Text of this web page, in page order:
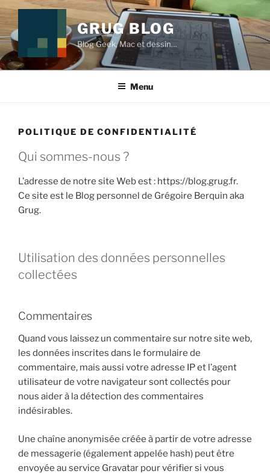
Aller
au
contenu
principal
GRUG BLOG
Blog Geek, Mac et dessin…
Menu
POLITIQUE DE CONFIDENTIALITÉ
Qui sommes-nous ?
L’adresse de notre site Web est : https://blog.grug.fr.
Ce site est le Blog personnel de Grégoire Berquin aka
Grug.
Utilisation des données personnelles
collectées
Commentaires
Quand vous laissez un commentaire sur notre site web,
les données inscrites dans le formulaire de
commentaire, mais aussi votre adresse IP et l’agent
utilisateur de votre navigateur sont collectés pour
nous aider à la détection des commentaires
indésirables.
Une chaîne anonymisée créée à partir de votre adresse
de messagerie (également appelée hash) peut être
envoyée au service Gravatar pour vérifier si vous